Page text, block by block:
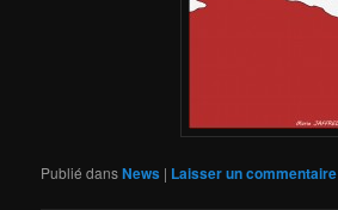
Publié dansNews | Laisser un commentaire